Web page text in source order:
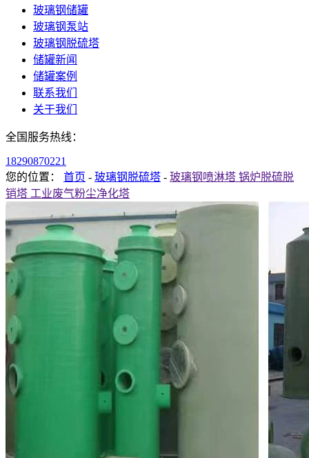
玻璃钢储罐
玻璃钢泵站
玻璃钢脱硫塔
储罐新闻
储罐案例
联系我们
关于我们
全国服务热线：
18290870221
您的位置： 首页 - 玻璃钢脱硫塔 - 玻璃钢喷淋塔 锅炉脱硫脱
销塔 工业废气粉尘净化塔